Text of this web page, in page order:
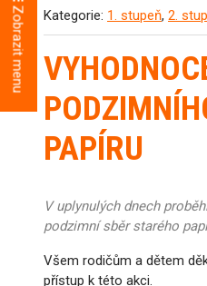
Kategorie: 1. stupeň, 2.
PAPÍRU
V uplynulých dnech
podzimní sběr starého
Všem rodičům a dětem
přístup k této akci.
Zobrazit menu